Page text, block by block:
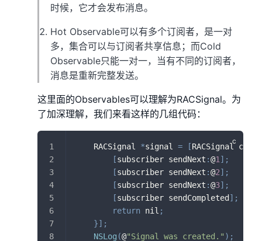
时候，它才会发布消息。
Hot Observable可以有多个订阅者，是一对
多，集合可以与订阅者共享信息；而Cold
Observable只能一对一，当有不同的订阅者，
消息是重新完整发送。
这里面的Observables可以理解为RACSignal。为
了加深理解，我们来看这样的几组代码：
    RACSignal
*signal = [RACSignal
[subscriber sendNext :@1 ] ;
[subscriber sendNext :@2] ;
[subscriber sendNext :@3] ;
[subscriber sendCompleted ] ;
return nil ;
}] ;
NSLog (@"Signal was created." ) ;